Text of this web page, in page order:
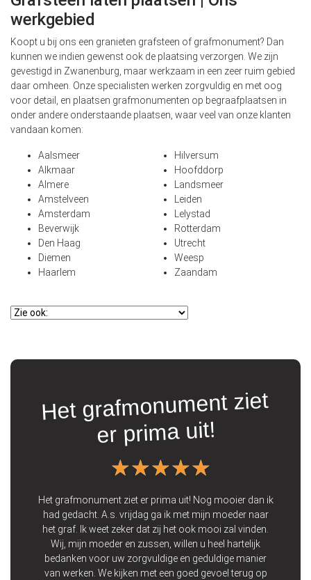
werkgebied
Koopt u bij ons een granieten grafsteen of grafmonument? Dan
kunnen we indien gewenst ook de plaatsing verzorgen. We zijn
gevestigd in Zwanenburg, maar werkzaam in een zeer ruim gebied
daar omheen. Onze specialisten werken zorgvuldig en met oog
voor detail, en plaatsen grafmonumenten op begraafplaatsen in
onder andere onderstaande plaatsen, waar veel van onze klanten
vandaan komen:
Aalsmeer
Alkmaar
Almere
Amstelveen
Amsterdam
Beverwijk
Den Haag
Diemen
Haarlem
Hilversum
Hoofddorp
Landsmeer
Leiden
Lelystad
Rotterdam
Utrecht
Weesp
Zaandam
Het grafmonument ziet
er prima uit!
★★★★★
★★★★★
Het grafmonument ziet er prima uit! Nog mooier dan ik
had gedacht. A.s. vrijdag ga ik met mijn moeder naar
het graf. Ik weet zeker dat zij het ook mooi zal vinden.
Wij, mijn moeder en zussen, willen u heel hartelijk
bedanken voor uw zorgvuldige en geduldige manier
van werken. We kijken met een goed gevoel terug op